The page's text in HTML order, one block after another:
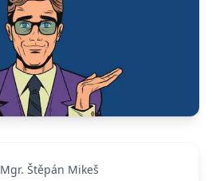
Mgr. Štěpán Mikeš